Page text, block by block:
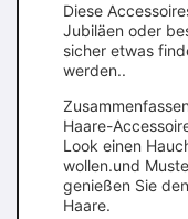
Diese
Jubiläen oder
sicher etwas
werden..
Haare-
Look einen
wollen.und
genießen Sie
Haare.